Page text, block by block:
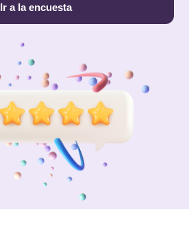
Ir a la encuesta